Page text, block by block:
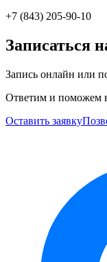
+7 (843) 205-90-10
Записаться
Запись онлайн или
Ответим и поможем
Оставить заявку